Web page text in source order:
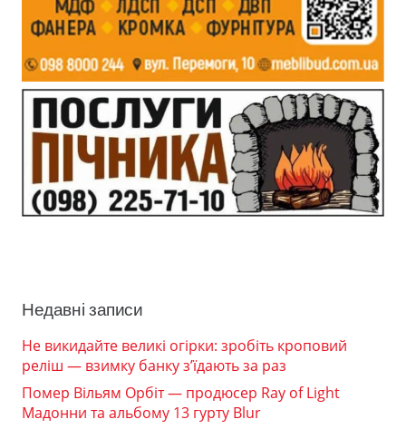
Недавні записи
Не викидайте великі огірки: зробіть кроповий
реліш — взимку банку з’їдають за раз
Помер Вільям Орбіт — продюсер Ray of Light
Мадонни та альбому 13 гурту Blur